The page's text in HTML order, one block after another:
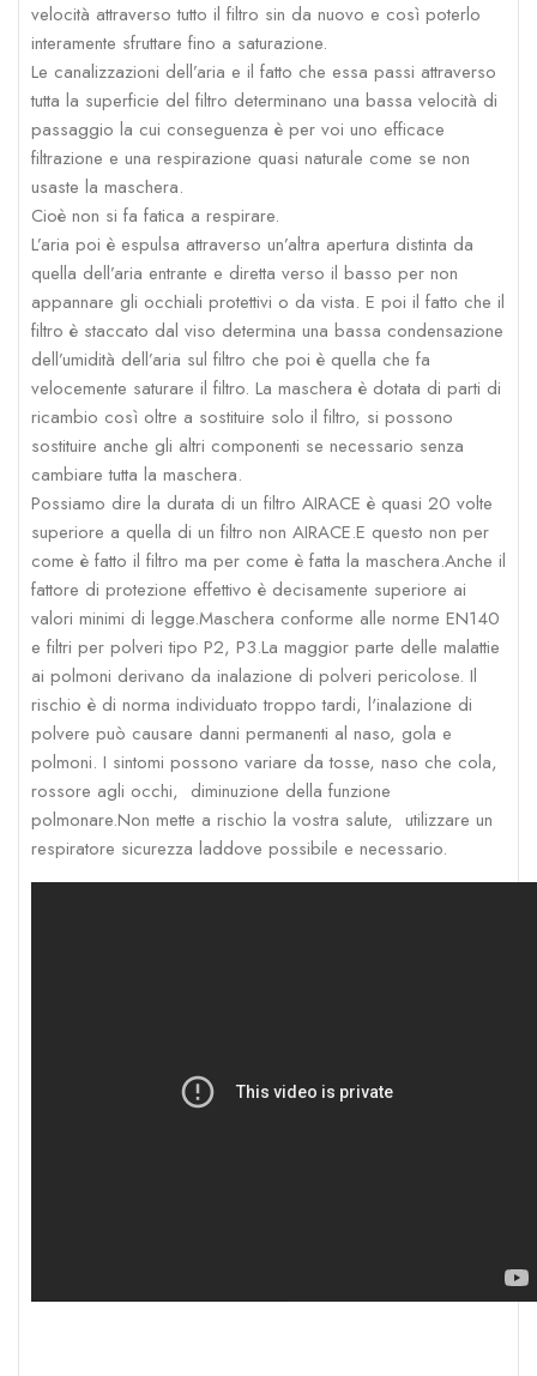
velocità attraverso tutto il filtro sin da nuovo e così poterlo
interamente sfruttare fino a saturazione.
Le canalizzazioni dell’aria e il fatto che essa passi attraverso
tutta la superficie del filtro determinano una bassa velocità di
passaggio la cui conseguenza è per voi uno efficace
filtrazione e una respirazione quasi naturale come se non
usaste la maschera.
Cioè non si fa fatica a respirare.
L’aria poi è espulsa attraverso un’altra apertura distinta da
quella dell’aria entrante e diretta verso il basso per non
appannare gli occhiali protettivi o da vista. E poi il fatto che il
filtro è staccato dal viso determina una bassa condensazione
dell’umidità dell’aria sul filtro che poi è quella che fa
velocemente saturare il filtro. La maschera è dotata di parti di
ricambio così oltre a sostituire solo il filtro, si possono
sostituire anche gli altri componenti se necessario senza
cambiare tutta la maschera.
Possiamo dire la durata di un filtro AIRACE è quasi 20 volte
superiore a quella di un filtro non AIRACE.E questo non per
come è fatto il filtro ma per come è fatta la maschera.Anche il
fattore di protezione effettivo è decisamente superiore ai
valori minimi di legge.Maschera conforme alle norme EN140
e filtri per polveri tipo P2, P3.La maggior parte delle malattie
ai polmoni derivano da inalazione di polveri pericolose. Il
rischio è di norma individuato troppo tardi, l'inalazione di
polvere può causare danni permanenti al naso, gola e
polmoni. I sintomi possono variare da tosse, naso che cola,
rossore agli occhi, diminuzione della funzione
polmonare.Non mette a rischio la vostra salute, utilizzare un
respiratore sicurezza laddove possibile e necessario.